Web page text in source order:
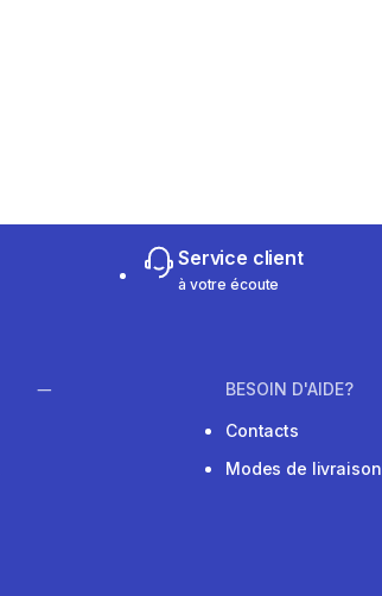
Service client
à votre écoute
BESOIN D'AIDE?
Contacts
Modes de livraison